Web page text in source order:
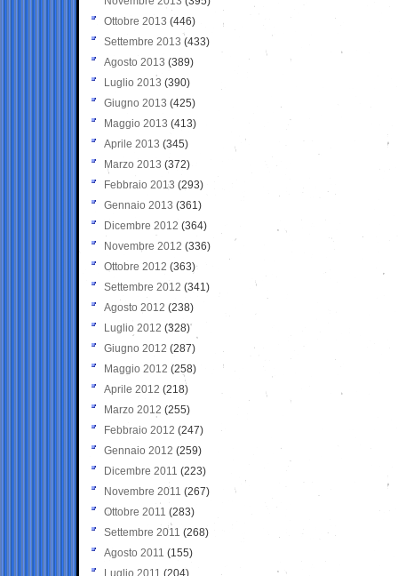
Ottobre 2013 (446)
Settembre 2013 (433)
Agosto 2013 (389)
Luglio 2013 (390)
Giugno 2013 (425)
Maggio 2013 (413)
Aprile 2013 (345)
Marzo 2013 (372)
Febbraio 2013 (293)
Gennaio 2013 (361)
Dicembre 2012 (364)
Novembre 2012 (336)
Ottobre 2012 (363)
Settembre 2012 (341)
Agosto 2012 (238)
Luglio 2012 (328)
Giugno 2012 (287)
Maggio 2012 (258)
Aprile 2012 (218)
Marzo 2012 (255)
Febbraio 2012 (247)
Gennaio 2012 (259)
Dicembre 2011 (223)
Novembre 2011 (267)
Ottobre 2011 (283)
Settembre 2011 (268)
Agosto 2011 (155)
Luglio 2011 (204)